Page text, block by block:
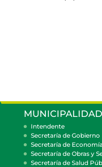
MUNICIPALIDAD
Intendente
Secretaría de Gobierno
Secretaría de
Secretaría de Obras y
Secretaría de Salud